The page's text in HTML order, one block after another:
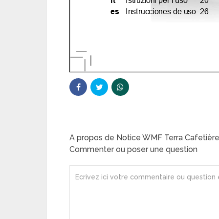
A propos de Notice WMF Terra Cafetière
Commenter ou poser une question